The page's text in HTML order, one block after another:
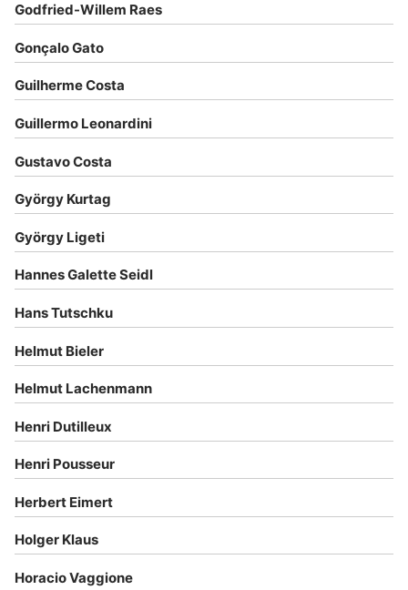
Godfried-Willem Raes
Gonçalo Gato
Guilherme Costa
Guillermo Leonardini
Gustavo Costa
György Kurtag
György Ligeti
Hannes Galette Seidl
Hans Tutschku
Helmut Bieler
Helmut Lachenmann
Henri Dutilleux
Henri Pousseur
Herbert Eimert
Holger Klaus
Horacio Vaggione